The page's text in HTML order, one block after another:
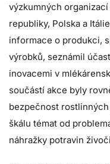
výzkumných
republiky, Polska a
informace o produkci,
výrobků, seznámil
inovacemi v
součástí akce byly
bezpečnost
škálu témat od
náhražky potravin